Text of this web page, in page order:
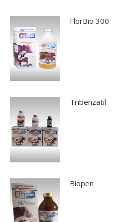
FlorBio 300
Tribenzatil
Biopen